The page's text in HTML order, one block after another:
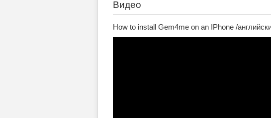
Видео
How to install Gem4me on an IPhone /